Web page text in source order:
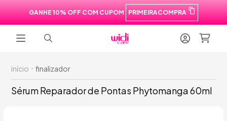
GANHE 10% OFF COM CUPOM PRIMEIRACOMPRA
início finalizador
Sérum Reparador de Pontas Phytomanga 60ml